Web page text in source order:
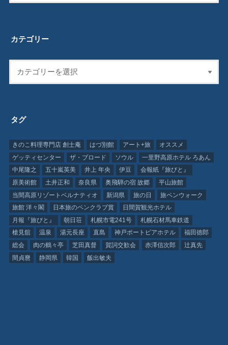
カテゴリー
タグ
きのこ料理専門店 創士庵 はづ別館 アート+旅
オススメ
ゲッティセンター
ザ・ブロード ソウル
一里野高原ホテル ろあん
中尾隆之
五十嵐英美 井上 年央 伊豆
会報紙『旅びと』
原美術館
土井正和 奈良県 奥飛騨の宿 故郷
平山旅館
当間高原リゾートベルナティオ
新潟県 旅の日
旅ペンウォーク
旅館 洋々閣
日本旅のペンクラブ賞
日間賀観光ホテル
月報『旅びと』
朝日荘 札幌市電241号
札幌石材馬車鉄道
槍見舘
温泉 湯元長座 直島 神戸ポートピアホテル
福田徳郎
総会
肉の鶴々亭 芝田真督 賀詞交歓会 赤澤信次郎
辻真先
間貞麿
静岡県 韓国 飯出敏夫